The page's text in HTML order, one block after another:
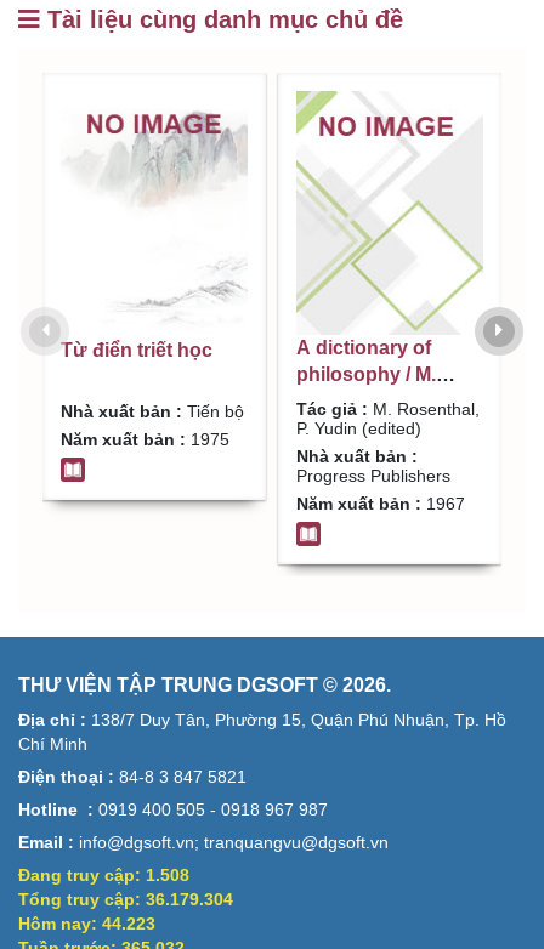
Tài liệu cùng danh mục chủ đề
Từ điển triết học
Nhà xuất bản : Tiến bộ
Năm xuất bản : 1975
A dictionary of
philosophy / M.
Rosenthal, P. Yudin
(edited)
Tác giả : M. Rosenthal,
P. Yudin (edited)
Nhà xuất bản :
Progress Publishers
Năm xuất bản : 1967
THƯ VIỆN TẬP TRUNG DGSOFT © 2026.
Địa chỉ : 138/7 Duy Tân, Phường 15, Quận Phú Nhuận, Tp. Hồ
Chí Minh
Điện thoại : 84-8 3 847 5821
Hotline : 0919 400 505 - 0918 967 987
Email : info@dgsoft.vn; tranquangvu@dgsoft.vn
Đang truy cập: 1.508
Tổng truy cập: 36.179.304
Hôm nay: 44.223